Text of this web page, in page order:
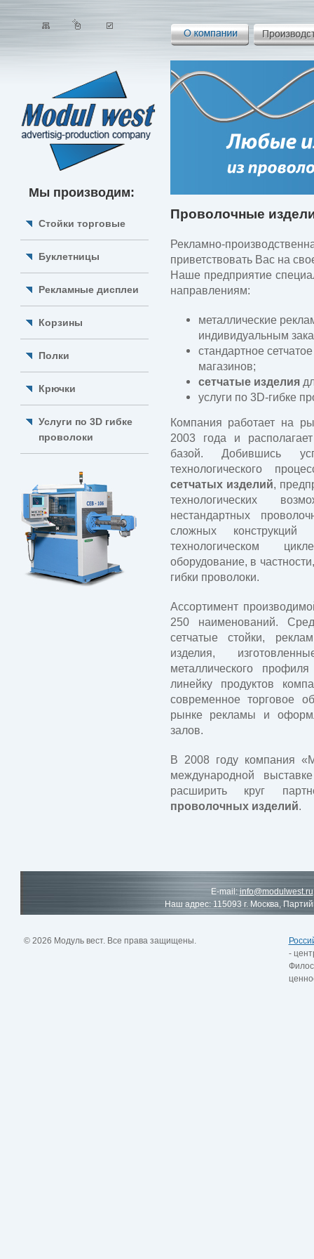
Мы производим:
Стойки торговые
Буклетницы
Рекламные дисплеи
Корзины
Полки
Крючки
Услуги по 3D гибке
проволоки
Проволочные
Рекламно-
приветствовать Вас на
Наше предприятие
направлениям:
металлические
индивидуальным
стандартное
магазинов;
сетчатые изделия
услуги по 3D-гибке
Компания работает на
2003 года и
базой. Добившись
технологического
сетчатых изделий,
технологических
нестандартных
сложных
технологическом
оборудование, в
гибки проволоки.
Ассортимент
250 наименований.
сетчатые стойки,
изделия,
металлического
линейку продуктов
современное торговое
рынке рекламы и
залов.
В 2008 году компания
международной
расширить круг
проволочных изделий.
E-mail: info@modulwest.ru
Наш адрес: 115093 г. Москва,
© 2026 Модуль вест. Все права защищены.
-